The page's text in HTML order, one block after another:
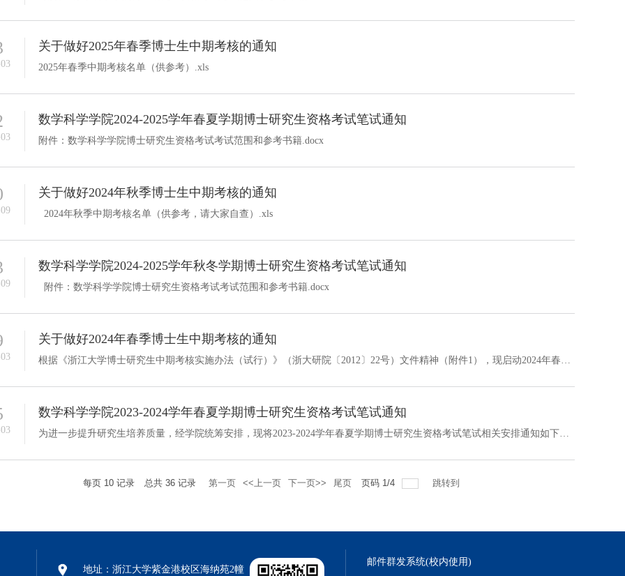
关于做好2025年春季博士生中期考核的通知
2025年春季中期考核名单（供参考）.xls
数学科学学院2024-2025学年春夏学期博士研究生资格考试笔试通知
附件：数学科学学院博士研究生资格考试考试范围和参考书籍.docx
关于做好2024年秋季博士生中期考核的通知
2024年秋季中期考核名单（供参考，请大家自查）.xls
数学科学学院2024-2025学年秋冬学期博士研究生资格考试笔试通知
附件：数学科学学院博士研究生资格考试考试范围和参考书籍.docx
关于做好2024年春季博士生中期考核的通知
根据《浙江大学博士研究生中期考核实施办法（试行）》（浙大研院〔2012〕22号）文件精神（附件1），现启动2024年春季博士生中期考核工作，相关通知请见研究生院网站：https://webplus.zju.edu.cn/_s950/2024/0229/c61748a2882793/page.psp参加本次中期考核的博士生为：2023级春季入学的硕博连读生、自主遴选博士生；已经达到中期考核时间要求，因各种原因尚未进行中期考核的博士生，或没有通过第一次中期考核、申请参加本次考核的...
数学科学学院2023-2024学年春夏学期博士研究生资格考试笔试通知
为进一步提升研究生培养质量，经学院统筹安排，现将2023-2024学年春夏学期博士研究生资格考试笔试相关安排通知如下：一、 考生范围数学科学学院2022、2023 级直博研究生，有意向转为博士生的2022、2023级硕士研究生。二、 笔试时间日期：2024年4月13日时间：13:30-15:10（选考1门）、13:30-16:50（选考2门）。选考一门科目的，交卷时间为15:10；选考两门科目的，交卷时间为16:50（两门科目的答题本在16:50统...
每页 10 记录 总共 36 记录 第一页 <<上一页 下一页>> 尾页 页码 1/4 跳转到
地址：浙江大学紫金港校区海纳苑2幢
邮件群发系统(校内使用)